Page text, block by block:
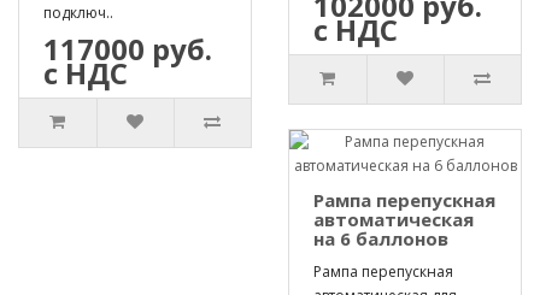
подключ..
117000 руб.
с НДС
с НДС
Рампа перепускная
автоматическая
на 6 баллонов
Рампа перепускная